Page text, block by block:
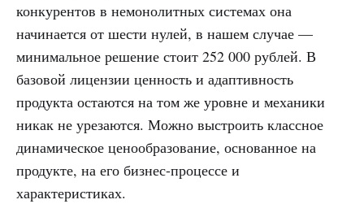
конкурентов в немонолитных системах она
начинается от шести нулей, в нашем случае —
минимальное решение стоит 252 000 рублей. В
базовой лицензии ценность и адаптивность
продукта остаются на том же уровне и механики
никак не урезаются. Можно выстроить классное
динамическое ценообразование, основанное на
продукте, на его бизнес-процессе и
характеристиках.